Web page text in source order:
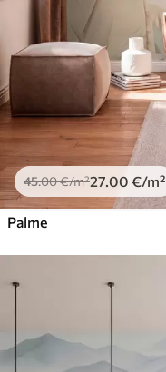
45.00€/m²27.00 €/m²
Palme